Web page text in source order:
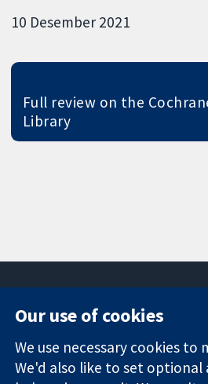
10 Desember 2021
Full review on the
Library
Trusted
evidence.
Square
London
Our use of cookies
We use necessary cookies to
We'd also like to set optional